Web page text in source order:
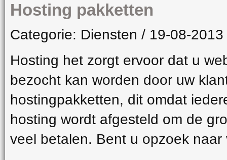
Hosting pakketten
Categorie: Diensten / 19-08-
Hosting het zorgt ervoor dat u
bezocht kan worden door uw
hostingpakketten, dit omdat
hosting wordt afgesteld om de
veel betalen. Bent u opzoek